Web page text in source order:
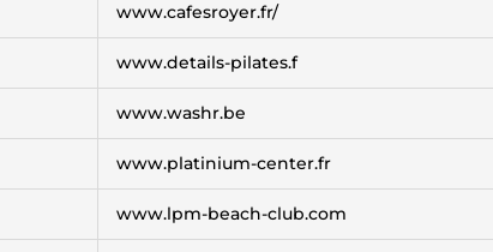
www.cafesroyer.fr/
www.details-pilates.f
www.washr.be
www.platinium-center.fr
www.lpm-beach-club.com